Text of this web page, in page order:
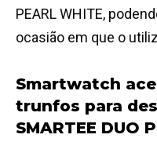
PEARL WHITE,
ocasião em que o
Smartwatch
trunfos para
SMARTEE DUO